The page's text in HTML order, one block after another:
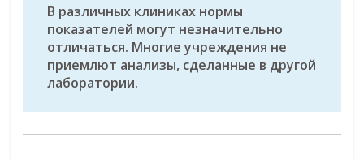
В различных клиниках нормы
показателей могут незначительно
отличаться. Многие учреждения не
приемлют анализы, сделанные в другой
лаборатории.